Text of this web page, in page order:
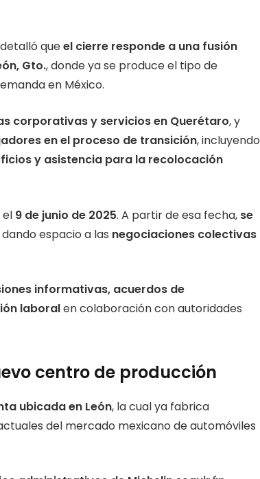
queel cierre responde a una fusión
Gto., donde ya se produce el tipo de
en México.
corporativas y servicios en Querétaro, y
en el proceso de transición, incluyendo
y asistencia para la recolocación
el 9 de junio de 2025. A partir de esa fecha, se
dando espacio a las negociaciones colectivas
informativas, acuerdos de
laboralen colaboración con autoridades
centro de producción
ubicada en León, la cual ya fabrica
del mercado mexicano de automóviles